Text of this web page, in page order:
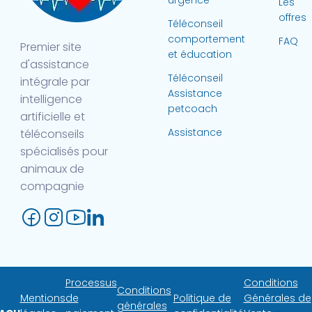
Premier site
d'assistance
intégrale par
intelligence
artificielle et
téléconseils
spécialisés pour
animaux de
compagnie
Téléconseil
comportement
et éducation
Téléconseil
Assistance
petcoach
Assistance
offres
FAQ
Mentions
Processus
de
Conditions
générales
Politique de
Conditions
Générales de